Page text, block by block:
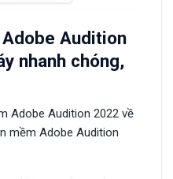
Audition
nhanh chóng,
Adobe Audition 2022 về
mềm Adobe Audition